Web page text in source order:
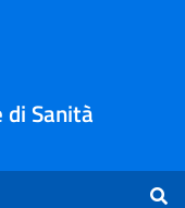
Sanità